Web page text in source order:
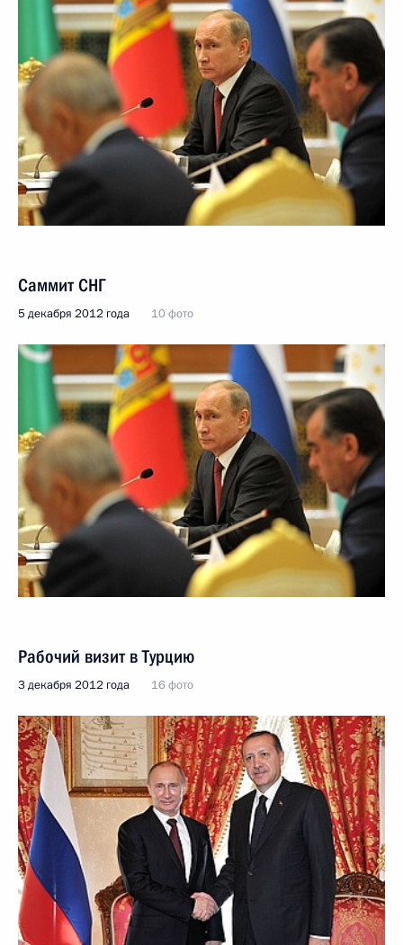
Саммит СНГ
5 декабря 2012 года 10 фото
Рабочий визит в Турцию
3 декабря 2012 года 16 фото